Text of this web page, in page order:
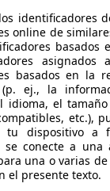
Valencianas, 42
identificadores
online de
basados
asignados
basados en la
(p. ej., la
idioma, el
etc.),
dispositivo a
se conecte a una
una o varias
el presente texto.